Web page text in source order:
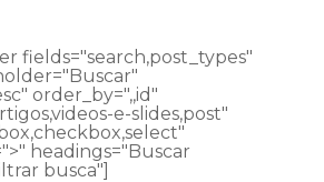
fields="search,post_types"
order_by=",,id"
e-slides,post"
headings="Buscar
busca"]